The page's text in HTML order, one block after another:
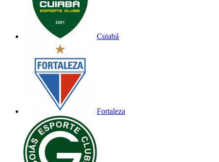
Cuiabá
Fortaleza